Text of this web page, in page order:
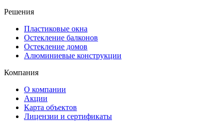
Решения
Пластиковые окна
Остекление балконов
Остекление домов
Алюминиевые конструкции
Компания
О компании
Акции
Карта объектов
Лицензии и сертификаты